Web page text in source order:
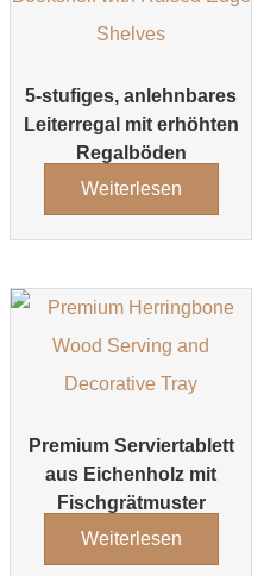
5-stufiges, anlehnbares
Leiterregal mit erhöhten
Regalböden
Weiterlesen
Premium Serviertablett
aus Eichenholz mit
Fischgrätmuster
Weiterlesen